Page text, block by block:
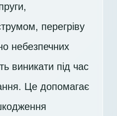
перегріву
небезпечних
виникати під час
Це допомагає